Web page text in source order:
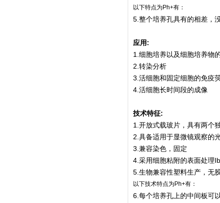
以下特点为Ph+有：
5.整个培养孔具有的相差，
应用:
1.细胞培养以及细胞培养物
2.转染分析
3.活细胞和固定细胞的免疫
4.活细胞长时间段的成像
技术特征:
1.开放式载玻片，具有两个
2.具备适用于显微镜观察的
3.兼容染色，固定
4.采用细胞粘附的表面处理
5.生物兼容性塑料生产，无
以下技术特点为Ph+有：
6.每个培养孔上的中间板可